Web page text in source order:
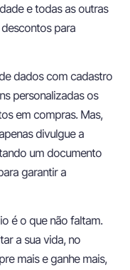
e todas as outras
para
dados com cadastro
personalizadas os
em compras. Mas,
divulgue a
um documento
garantir a
é o que não faltam.
a sua vida, no
mais e ganhe mais,